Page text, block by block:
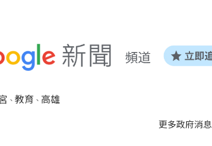
、 教育 、 高雄
更多政府消